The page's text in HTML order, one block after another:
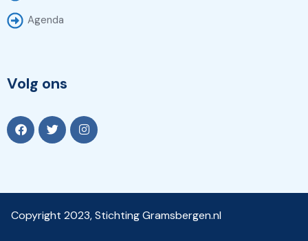
Agenda
Volg ons
Copyright 2023, Stichting Gramsbergen.nl